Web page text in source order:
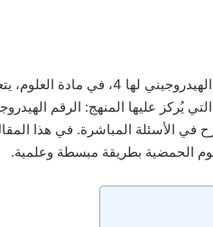
يصنف الطماطم من المواد الحمضية لأن الرقم
في الأسئلة المباشرة. في هذا
الحمضية بطريقة مبسطة وعلمية.